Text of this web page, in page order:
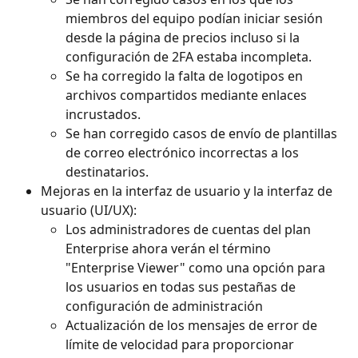
miembros del equipo podían iniciar sesión
desde la página de precios incluso si la
configuración de 2FA estaba incompleta.
Se ha corregido la falta de logotipos en
archivos compartidos mediante enlaces
incrustados.
Se han corregido casos de envío de plantillas
de correo electrónico incorrectas a los
destinatarios.
Mejoras en la interfaz de usuario y la interfaz de
usuario (UI/UX):
Los administradores de cuentas del plan
Enterprise ahora verán el término
"Enterprise Viewer" como una opción para
los usuarios en todas sus pestañas de
configuración de administración
Actualización de los mensajes de error de
límite de velocidad para proporcionar